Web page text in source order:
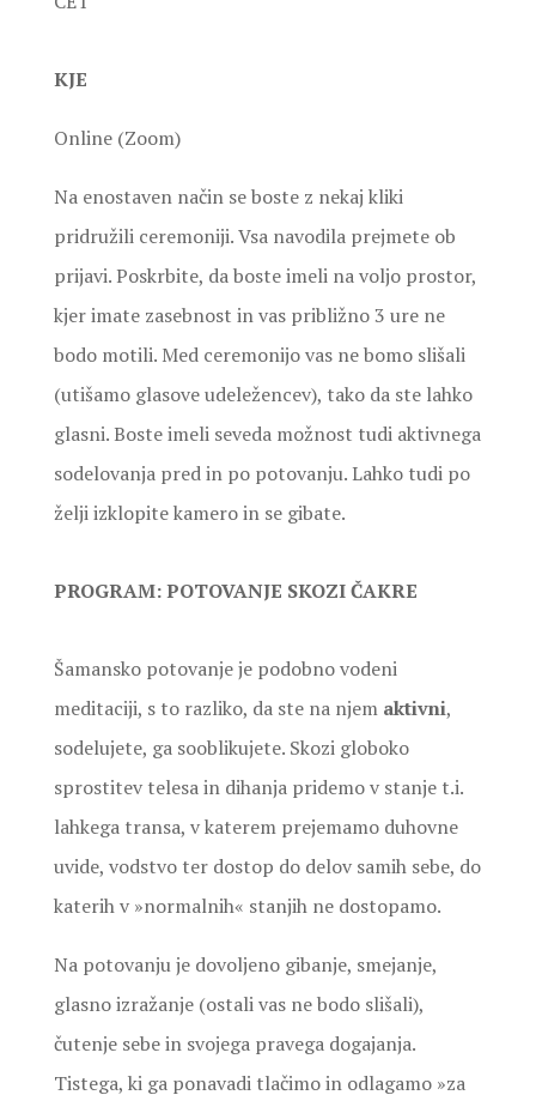
KJE
Online (Zoom)
Na enostaven način se boste z nekaj kliki
pridružili ceremoniji. Vsa navodila prejmete ob
prijavi. Poskrbite, da boste imeli na voljo prostor,
kjer imate zasebnost in vas približno 3 ure ne
bodo motili. Med ceremonijo vas ne bomo slišali
(utišamo glasove udeležencev), tako da ste lahko
glasni. Boste imeli seveda možnost tudi aktivnega
sodelovanja pred in po potovanju. Lahko tudi po
želji izklopite kamero in se gibate.
PROGRAM: POTOVANJE SKOZI ČAKRE
Šamansko potovanje je podobno vodeni
meditaciji, s to razliko, da ste na njemaktivni,
sodelujete, ga sooblikujete. Skozi globoko
sprostitev telesa in dihanja pridemo v stanje t.i.
lahkega transa, v katerem prejemamo duhovne
uvide, vodstvo ter dostop do delov samih sebe, do
katerih v »normalnih« stanjih ne dostopamo.
Na potovanju je dovoljeno gibanje, smejanje,
glasno izražanje (ostali vas ne bodo slišali),
čutenje sebe in svojega pravega dogajanja.
Tistega, ki ga ponavadi tlačimo in odlagamo »za